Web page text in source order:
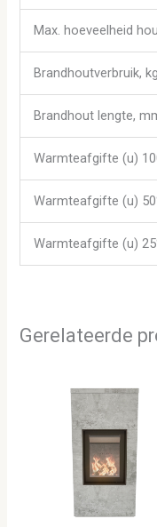
Max. hoeveelheid
Brandhoutverbruik,
Brandhout lengte,
Warmteafgifte (u)
Warmteafgifte (u)
Warmteafgifte (u)
Gerelateerde